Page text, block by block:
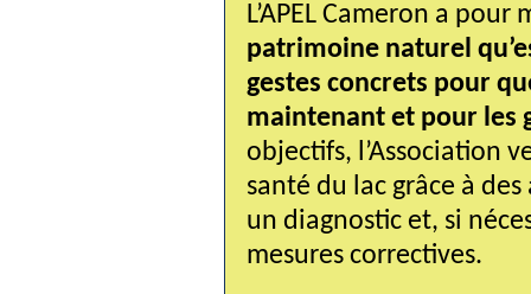
L’APEL Cameron a pour
patrimoine naturel
gestes concrets pour
maintenant et pour les
objectifs, l’Association
santé du lac grâce à
un diagnostic et, si
mesures correctives.